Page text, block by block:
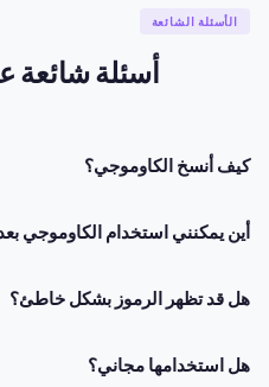
الأسئلة الشائعة
أسئلة شائعة
كيف أنسخ الكاوموجي؟
أين يمكنني استخدام الكاوموجي
هل قد تظهر الرموز بشكل خاطئ؟
هل استخدامها مجاني؟